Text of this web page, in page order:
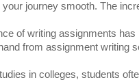
journey smooth. The
of writing assignments
from assignment writing
in colleges, students